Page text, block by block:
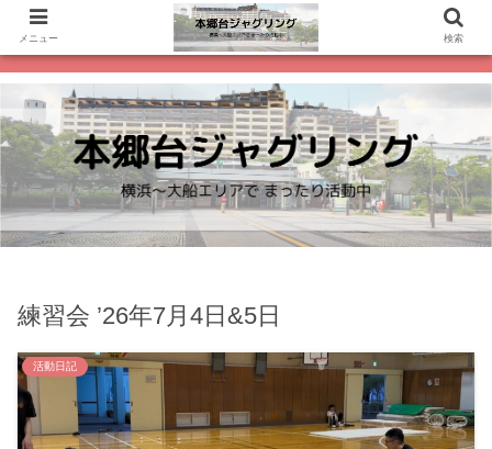
練習会 ’26年7月4日&5日
活動日記
メニュー 検索